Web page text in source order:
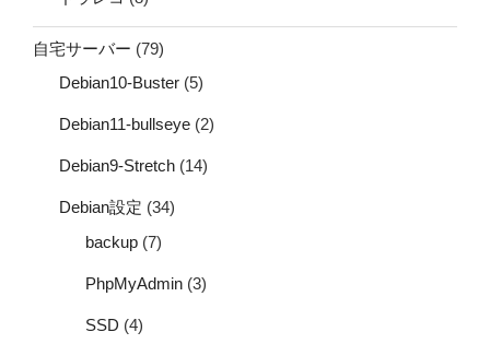
自宅サーバー (79)
Debian10-Buster (5)
Debian11-bullseye (2)
Debian9-Stretch (14)
Debian設定 (34)
backup (7)
PhpMyAdmin (3)
SSD (4)